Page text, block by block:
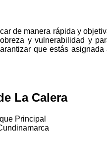
de manera rápida y
y vulnerabilidad y
que estás asignada
La Calera
Principal